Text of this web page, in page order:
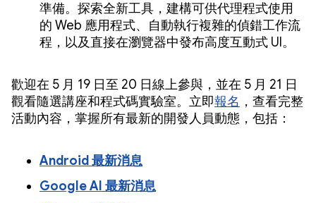
準備。探索全新工具，建構可供代理程式使用
的 Web 應用程式、自動執行複雜的偵錯工作流
程，以及直接在瀏覽器中發布高度互動式 UI。
歡迎在 5 月 19 日至 20 日線上參與，並在 5 月 21 日
觀看隨選講座和程式碼實驗室。立即報名 ，查看完整
活動內容，掌握所有最新的開發人員動態，包括：
Android 最新消息
Google AI 最新消息